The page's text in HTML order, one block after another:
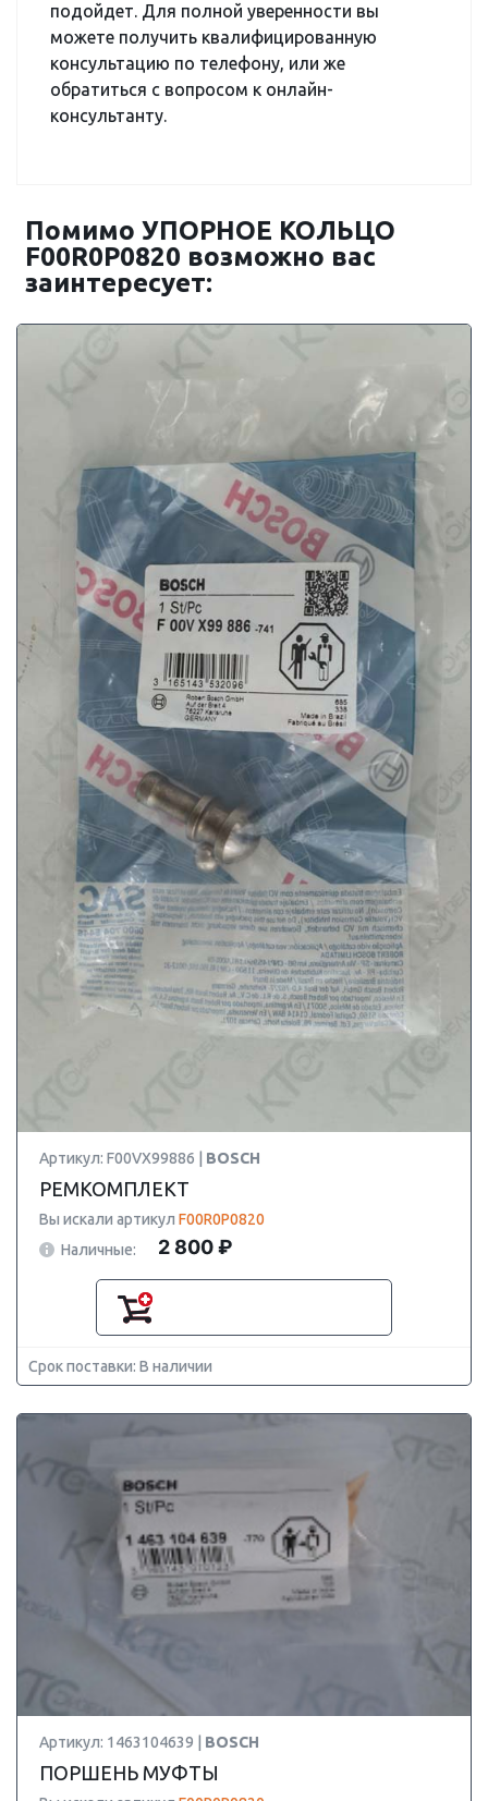
подойдет. Для полной уверенности вы
можете получить квалифицированную
консультацию по телефону, или же
обратиться с вопросом к онлайн-
консультанту.
Помимо УПОРНОЕ КОЛЬЦО
F00R0P0820 возможно вас
заинтересует:
Артикул: F00VX99886 | BOSCH
РЕМКОМПЛЕКТ
Вы искали артикул F00R0P0820
Наличные:
2 800 ₽
Срок поставки: В наличии
Артикул: 1463104639 | BOSCH
ПОРШЕНЬ МУФТЫ